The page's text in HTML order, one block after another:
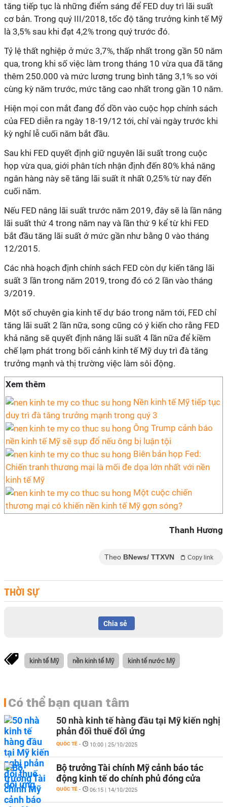
tăng tiếp tục là những điểm sáng để FED duy trì lãi suất
cơ bản. Trong quý III/2018, tốc độ tăng trưởng kinh tế Mỹ
là 3,5% sau khi đạt 4,2% trong quý trước đó.
Tỷ lệ thất nghiệp ở mức 3,7%, thấp nhất trong gần 50 năm
qua, trong khi số việc làm trong tháng 10 vừa qua đã tăng
thêm 250.000 và mức lương trung bình tăng 3,1% so với
cùng kỳ năm trước, mức tăng cao nhất trong gần 10 năm.
Hiện mọi con mắt đang đổ dồn vào cuộc họp chính sách
của FED diễn ra ngày 18-19/12 tới, chỉ vài ngày trước khi
kỳ nghỉ lễ cuối năm bắt đầu.
Sau khi FED quyết định giữ nguyên lãi suất trong cuộc
họp vừa qua, giới phân tích nhận định đến 80% khả năng
ngân hàng này sẽ tăng lãi suất ít nhất 0,25% từ nay đến
cuối năm.
Nếu FED nâng lãi suất trước năm 2019, đây sẽ là lần nâng
lãi suất thứ 4 trong năm nay và lần thứ 9 kể từ khi FED
bắt đầu tăng lãi suất ở mức gần như bằng 0 vào tháng
12/2015.
Các nhà hoạch định chính sách FED còn dự kiến tăng lãi
suất 3 lần trong năm 2019, trong đó có 2 lần vào tháng
3/2019.
Một số chuyên gia kinh tế dự báo trong năm tới, FED chỉ
tăng lãi suất 2 lần nữa, song cũng có ý kiến cho rằng FED
khả năng sẽ quyết định nâng lãi suất 4 lần nữa để kiềm
chế lạm phát trong bối cảnh kinh tế Mỹ duy trì đà tăng
trưởng mạnh và thị trường việc làm sôi động.
Xem thêm
Nền kinh tế Mỹ tiếp tục
duy trì đà tăng trưởng mạnh trong quý 3
Ông Trump cảnh báo
nền kinh tế Mỹ sẽ sụp đổ nếu ông bị luận tội
Biên bản họp Fed:
Chiến tranh thương mại là mối đe dọa lớn nhất với nền
kinh tế Mỹ
Một cuộc chiến
thương mại có khiến nền kinh tế Mỹ gợn sóng?
Thanh Hương
Theo BNews/ TTXVN Copy link
THỜI SỰ
Chia sẻ
kinh tế Mỹ nền kinh tế Mỹ kinh tế nước Mỹ
Có thể bạn quan tâm
50 nhà kinh tế hàng đầu tại Mỹ kiến nghị
phản đối thuế đối ứng
QUỐC TẾ - 10:00 | 25/10/2025
Bộ trưởng Tài chính Mỹ cảnh báo tác
động kinh tế do chính phủ đóng cửa
QUỐC TẾ - 06:15 | 14/10/2025